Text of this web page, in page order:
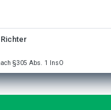
§305 Abs. 1 InsO